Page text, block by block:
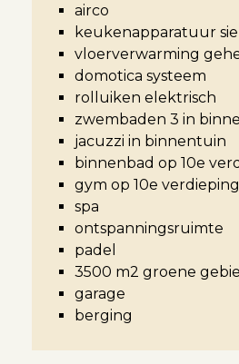
airco
keukenapparatuur
vloerverwarming
domotica systeem
rolluiken elektrisch
zwembaden 3 in
jacuzzi in binnentuin
binnenbad op 10e
gym op 10e verdieping
spa
ontspanningsruimte
padel
3500 m2 groene
garage
berging